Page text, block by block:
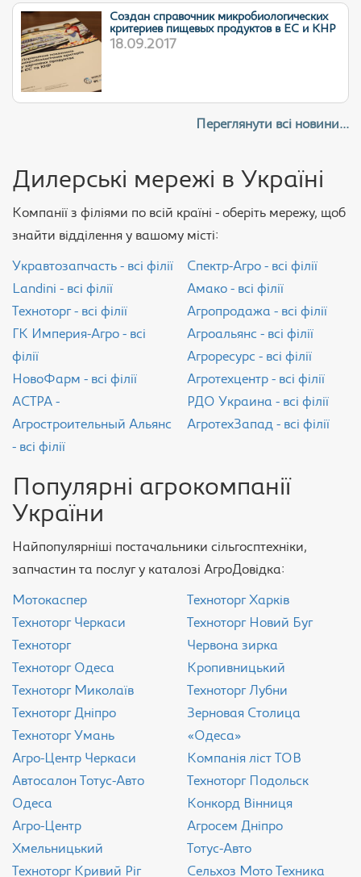
Cоздан справочник микробиологических
критериев пищевых продуктов в ЕС и КНР
18.09.2017
Переглянути всі новини...
Дилерські мережі в Україні
Компанії з філіями по всій країні - оберіть мережу, щоб
знайти відділення у вашому місті:
Укравтозапчасть - всі філії
Landini - всі філії
Техноторг - всі філії
ГК Империя-Агро - всі
філії
НовоФарм - всі філії
АСТРА -
Агростроительный Альянс
- всі філії
Спектр-Агро - всі філії
Амако - всі філії
Агропродажа - всі філії
Агроальянс - всі філії
Агроресурс - всі філії
Агротехцентр - всі філії
РДО Украина - всі філії
АгротехЗапад - всі філії
Популярні агрокомпанії
України
Найпопулярніші постачальники сільгосптехніки,
запчастин та послуг у каталозі АгроДовідка:
Мотокаспер
Техноторг Черкаси
Техноторг
Техноторг Одеса
Техноторг Миколаїв
Техноторг Дніпро
Техноторг Умань
Агро-Центр Черкаси
Aвтосалон Тотус-Авто
Одеса
Агро-Центр
Хмельницький
Техноторг Кривий Ріг
Техноторг Харків
Техноторг Новий Буг
Червона зирка
Кропивницький
Техноторг Лубни
Зерновая Столица
«Одеса»
Компанія ліст ТОВ
Техноторг Подольск
Конкорд Вінниця
Агросем Дніпро
Тотус-Авто
Сельхоз Мото Техника